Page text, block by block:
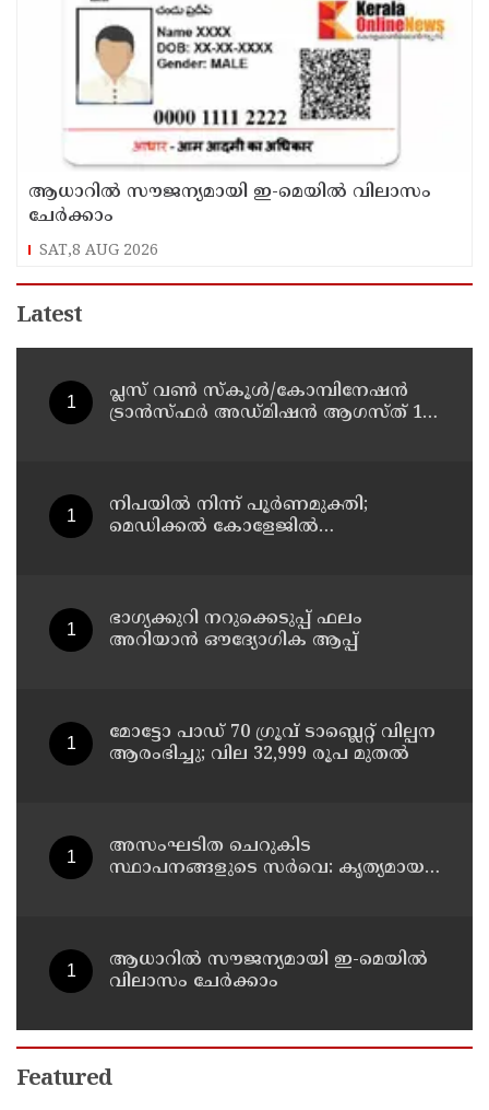
ആധാറിൽ സൗജന്യമായി ഇ-മെയിൽ വിലാസം
ചേർക്കാം
SAT,8 AUG 2026
Latest
പ്ലസ് വൺ സ്‌കൂൾ/കോമ്പിനേഷൻ
ട്രാൻസ്ഫർ അഡ്മിഷൻ ആഗസ്ത് 10,
നിപയിൽ നിന്ന് പൂർണമുക്തി;
മെഡിക്കൽ കോളേജിൽ
ഭാഗ്യക്കുറി നറുക്കെടുപ്പ് ഫലം
അറിയാൻ ഔദ്യോഗിക ആപ്പ്
മോട്ടോ പാഡ് 70 ഗ്രൂവ് ടാബ്ലെറ്റ് വില്പന
ആരംഭിച്ചു; വില 32,999 രൂപ മുതൽ
അസംഘടിത ചെറുകിട
സ്ഥാപനങ്ങളുടെ സർവെ: കൃത്യമായ
ആധാറിൽ സൗജന്യമായി ഇ-മെയിൽ
വിലാസം ചേർക്കാം
Featured